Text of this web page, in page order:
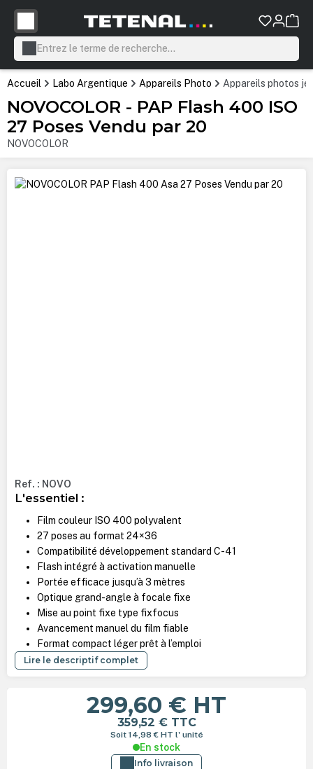
principal
Accueil Labo Argentique Appareils Photo Appareils photos
NOVOCOLOR - PAP Flash 400 ISO
27 Poses Vendu par 20
NOVOCOLOR
Ignorer la galerie d'images
Ref. : NOVO
L'essentiel :
Film couleur ISO 400 polyvalent
27 poses au format 24×36
Compatibilité développement standard C-41
Flash intégré à activation manuelle
Portée efficace jusqu’à 3 mètres
Optique grand-angle à focale fixe
Mise au point fixe type fixfocus
Avancement manuel du film fiable
Format compact léger prêt à l’emploi
Lire le descriptif complet
299,60 € HT
359,52 € TTC
Soit 14,98 € HT l' unité
En stock
Info livraison